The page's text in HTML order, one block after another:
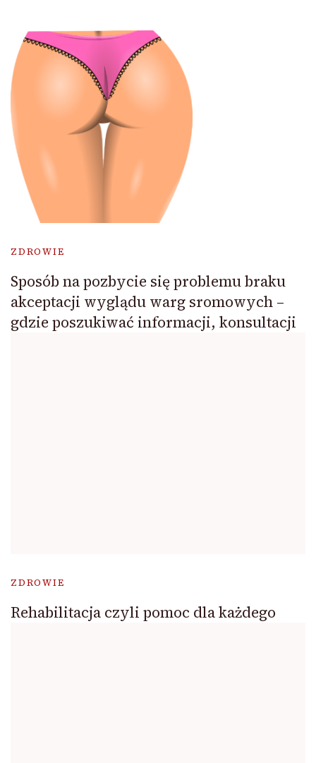
ZDROWIE
Sposób na pozbycie się problemu braku
akceptacji wyglądu warg sromowych –
gdzie poszukiwać informacji, konsultacji
ZDROWIE
Rehabilitacja czyli pomoc dla każdego